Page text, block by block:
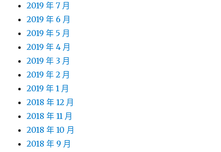
2019 年 7 月
2019 年 6 月
2019 年 5 月
2019 年 4 月
2019 年 3 月
2019 年 2 月
2019 年 1 月
2018 年 12 月
2018 年 11 月
2018 年 10 月
2018 年 9 月